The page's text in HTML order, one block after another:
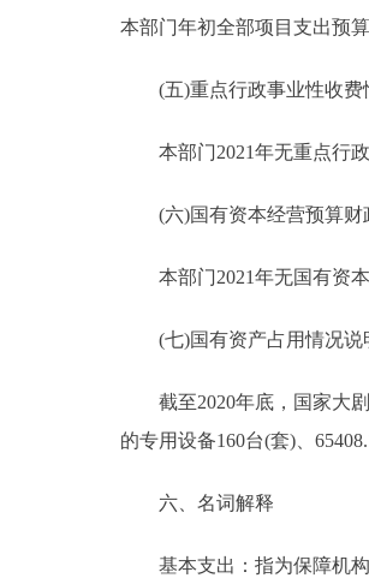
本部门年初全部项目支出预算
(五)重点行政事业性收费
本部门2021年无重点行政
(六)国有资本经营预算财
本部门2021年无国有资本
(七)国有资产占用情况说
截至2020年底，国家大剧
的专用设备160台(套)、
六、名词解释
基本支出：指为保障机构